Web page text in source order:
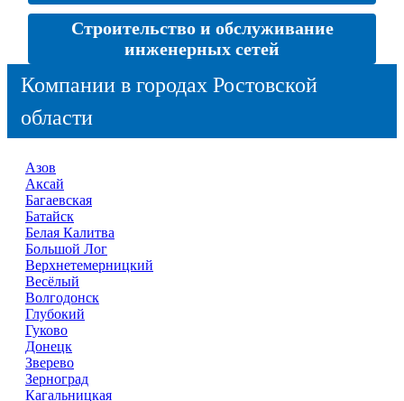
Строительство и обслуживание
инженерных сетей
Компании в городах Ростовской
области
Азов
Аксай
Багаевская
Батайск
Белая Калитва
Большой Лог
Верхнетемерницкий
Весёлый
Волгодонск
Глубокий
Гуково
Донецк
Зверево
Зерноград
Кагальницкая